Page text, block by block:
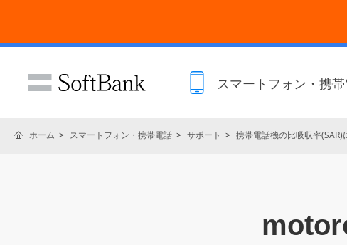
スマートフォン・携
ホーム スマートフォン・携帯電話 サポート 携帯電話機の比吸収率(SAR)